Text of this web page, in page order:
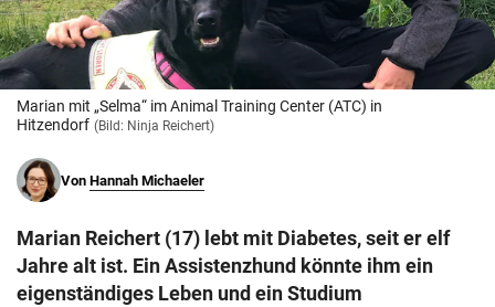
© Krone Multimedia GmbH & Co KG 2026
Muthgasse 2, 1190 Wien
Marian mit „Selma“ im Animal Training Center (ATC) in
Hitzendorf (Bild: Ninja Reichert)
Von Hannah Michaeler
Marian Reichert (17) lebt mit Diabetes, seit er elf
Jahre alt ist. Ein Assistenzhund könnte ihm ein
eigenständiges Leben und ein Studium